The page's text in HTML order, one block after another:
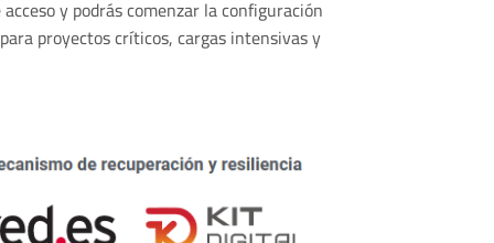
y podrás comenzar la configuración
proyectos críticos, cargas intensivas y